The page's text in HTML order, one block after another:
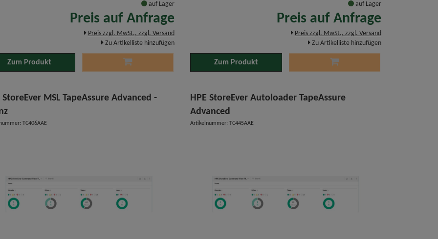
auf Lager
Preis auf Anfrage
Preis zzgl. MwSt., zzgl. Versand
Zu Artikelliste hinzufügen
Zum Produkt
auf Lager
Preis auf Anfrage
Preis zzgl. MwSt., zzgl. Versand
Zu Artikelliste hinzufügen
Zum Produkt
StoreEver MSL TapeAssure Advanced -
TC406AAE
HPE StoreEver Autoloader TapeAssure
Advanced
Artikelnummer: TC445AAE